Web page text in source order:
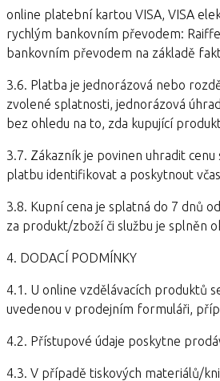
online platební kartou VISA, VISA
rychlým bankovním převodem:
bankovním převodem na základě
3.6. Platba je jednorázová nebo
zvolené splatnosti, jednorázová
bez ohledu na to, zda kupující
3.7. Zákazník je povinen uhradit
platbu identifikovat a poskytnout
3.8. Kupní cena je splatná do 7 dnů
za produkt/zboží či službu je splněn
4. DODACÍ PODMÍNKY
4.1. U online vzdělávacích produktů
uvedenou v prodejním formuláři,
4.2. Přístupové údaje poskytne
4.3. V případě tiskových materiálů/